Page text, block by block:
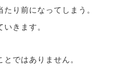
り前になってしまう。
きます。
ではありません。